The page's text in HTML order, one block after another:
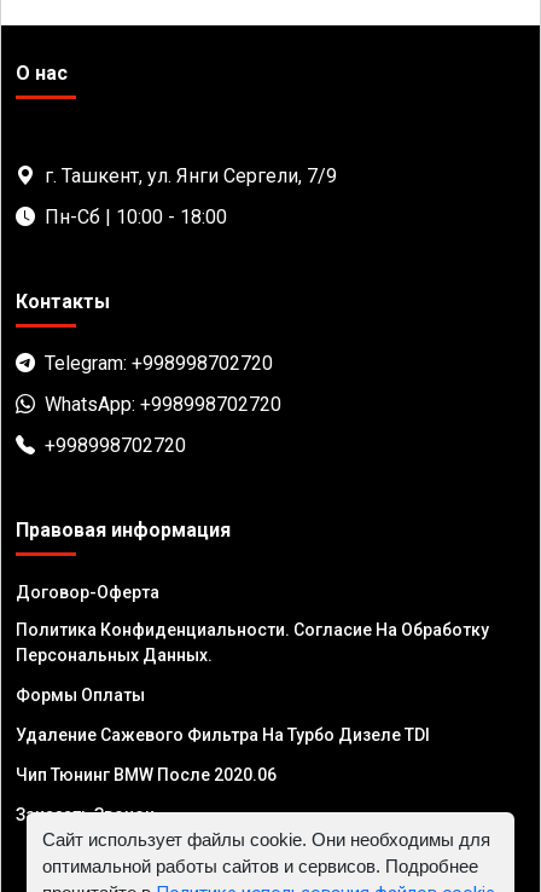
О нас
г. Ташкент, ул. Янги Сергели, 7/9
Пн-Сб | 10:00 - 18:00
Контакты
Telegram: +998998702720
WhatsApp: +998998702720
+998998702720
Правовая информация
Договор-Оферта
Политика Конфиденциальности. Согласие На Обработку
Персональных Данных.
Формы Оплаты
Удаление Сажевого Фильтра На Турбо Дизеле TDI
Чип Тюнинг BMW После 2020.06
Заказать Звонок
Сайт использует файлы cookie. Они необходимы для
оптимальной работы сайтов и сервисов. Подробнее